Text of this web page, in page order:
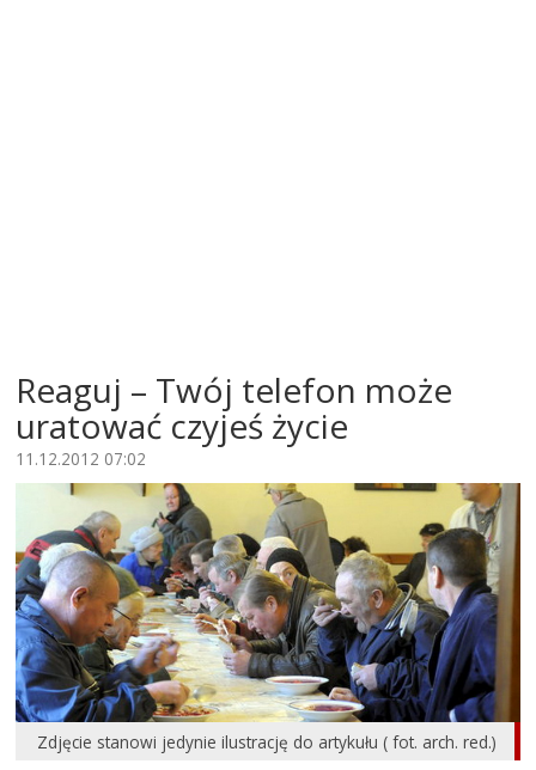
Reaguj – Twój telefon może
uratować czyjeś życie
11.12.2012 07:02
Zdjęcie stanowi jedynie ilustrację do artykułu ( fot. arch. red.)